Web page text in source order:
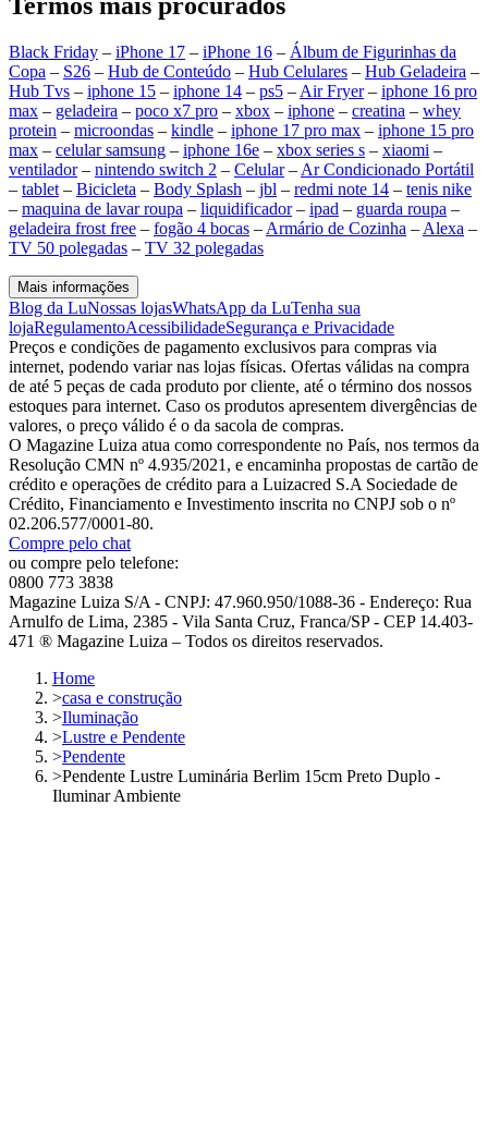
Black Friday – iPhone 17 – iPhone 16 – Álbum de Figurinhas da
Copa – S26 – Hub de Conteúdo – Hub Celulares – Hub Geladeira –
Hub Tvs – iphone 15 – iphone 14 – ps5 – Air Fryer– iphone 16 pro
max – geladeira – poco x7 pro – xbox – iphone – creatina – whey
protein – microondas – kindle – iphone 17 pro max – iphone 15 pro
max – celular samsung – iphone 16e – xbox series s – xiaomi –
ventilador– nintendo switch 2 – Celular– Ar Condicionado Portátil
– tablet – Bicicleta – Body Splash – jbl – redmi note 14 – tenis nike
– maquina de lavar roupa – liquidificador– ipad – guarda roupa –
geladeira frost free – fogão 4 bocas – Armário de Cozinha – Alexa –
TV 50 polegadas – TV 32 polegadas
Mais informações
Blog da LuNossas lojasWhatsApp da LuTenha sua
lojaRegulamentoAcessibilidadeSegurança e Privacidade
Preços e condições de pagamento exclusivos para compras via
internet, podendo variar nas lojas físicas. Ofertas válidas na compra
de até 5 peças de cada produto por cliente, até o término dos nossos
estoques para internet. Caso os produtos apresentem divergências de
valores, o preço válido é o da sacola de compras.
O Magazine Luiza atua como correspondente no País, nos termos da
Resolução CMN nº 4.935/2021, e encaminha propostas de cartão de
crédito e operações de crédito para a Luizacred S.A Sociedade de
Crédito, Financiamento e Investimento inscrita no CNPJ sob o nº
02.206.577/0001-80.
Compre pelo chat
ou compre pelo telefone:
0800 773 3838
Magazine Luiza S/A - CNPJ: 47.960.950/1088-36 - Endereço: Rua
Arnulfo de Lima, 2385 - Vila Santa Cruz, Franca/SP - CEP 14.403-
471 ® Magazine Luiza – Todos os direitos reservados.
Home
>casa e construção
>Iluminação
>Lustre e Pendente
>Pendente
>Pendente Lustre Luminária Berlim 15cm Preto Duplo -
Iluminar Ambiente